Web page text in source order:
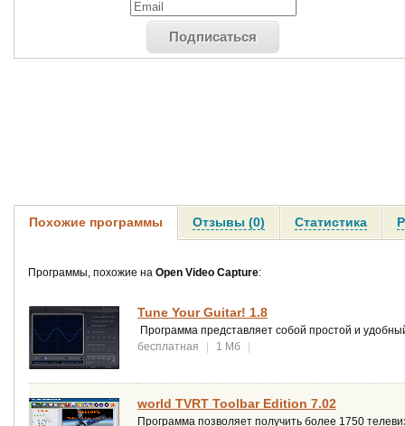
Подписаться
Похожие программы Отзывы (0) Статистика
Программы, похожие на Open Video Capture:
Tune Your Guitar! 1.8
Программа представляет собой простой и
бесплатная
| 1 Мб |
world TVRT Toolbar Edition 7.02
Программа позволяет получить более 1750